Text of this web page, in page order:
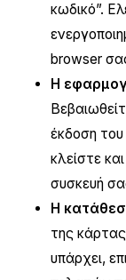
κωδικό”.
browser
Η
έκδοση του
κλείστε
συσκευή
Η
της
υπάρχει,